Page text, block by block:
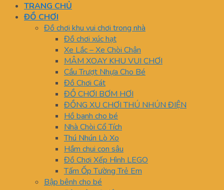
TRANG CHỦ
ĐỒ CHƠI
Đồ chơi khu vui chơi trong nhà
Đồ chơi xúc hạt
Xe Lắc – Xe Chòi Chân
MÂM XOAY KHU VUI CHƠI
Cầu Trượt Nhựa Cho Bé
Đồ Chơi Cát
ĐỒ CHƠI BƠM HƠI
ĐỒNG XU CHƠI THÚ NHÚN ĐIỆN
Hồ banh cho bé
Nhà Chòi Cổ Tích
Thú Nhún Lò Xo
Hầm chui con sâu
Đồ Chơi Xếp Hình LEGO
Tấm Ốp Tường Trẻ Em
Bập bênh cho bé